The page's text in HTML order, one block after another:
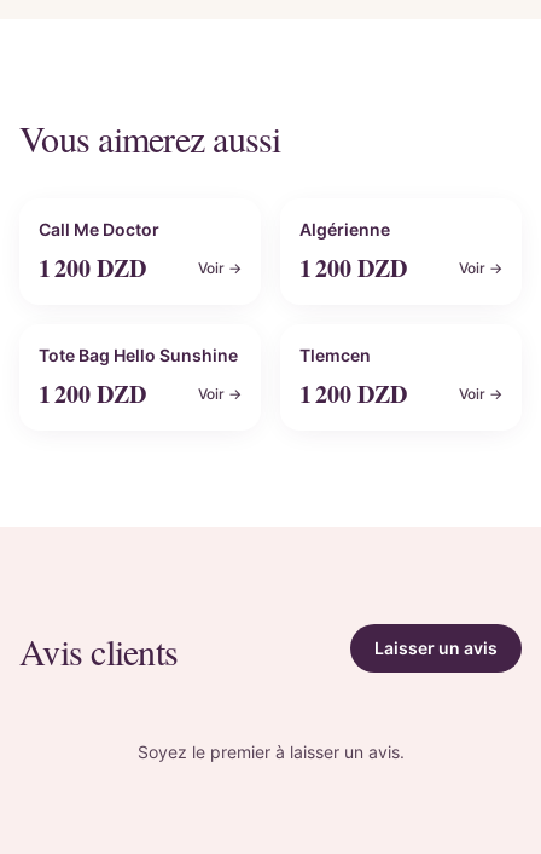
Vous aimerez aussi
Personnalisable
Call Me Doctor
1 200DZD Voir →
Personnalisable
Algérienne
1 200DZD Voir →
Personnalisable
Tote Bag Hello Sunshine
1 200DZD Voir →
Personnalisable
Tlemcen
1 200DZD Voir →
Avis clients Laisser un avis
Soyez le premier à laisser un avis.